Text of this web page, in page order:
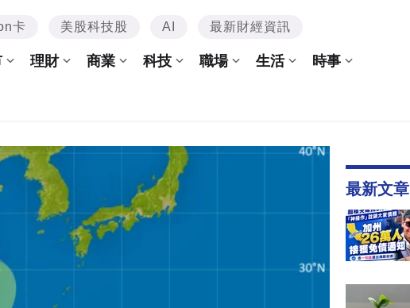
卡 美股科技股 AI 最新財經資訊
理財 商業 科技 職場 生活 時事
最新文章